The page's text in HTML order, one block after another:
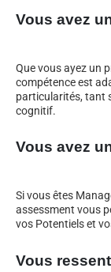
Vous avez
Que vous ayez un
compétence est
particularités, tant
cognitif.
Vous avez
Si vous êtes
assessment vous
vos Potentiels et
Vous